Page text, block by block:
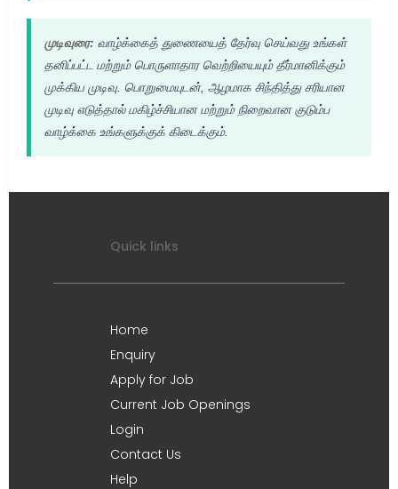
முடிவுரை: வாழ்க்கைத் துணையைத் தேர்வு செய்வது உங்கள்
தனிப்பட்ட மற்றும் பொருளாதார வெற்றியையும் தீர்மானிக்கும்
முக்கிய முடிவு. பொறுமையுடன், ஆழமாக சிந்தித்து சரியான
முடிவு எடுத்தால் மகிழ்ச்சியான மற்றும் நிறைவான குடும்ப
வாழ்க்கை உங்களுக்குக் கிடைக்கும்.
Quick links
Home
Enquiry
Apply for Job
Current Job Openings
Login
Contact Us
Help